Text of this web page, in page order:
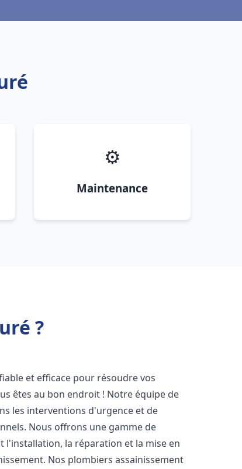
⚙️
Maintenance
?
et efficace pour résoudre vos
êtes au bon endroit ! Notre équipe de
les interventions d'urgence et de
Nous offrons une gamme de
l'installation, la réparation et la mise en
Nos plombiers assainissement